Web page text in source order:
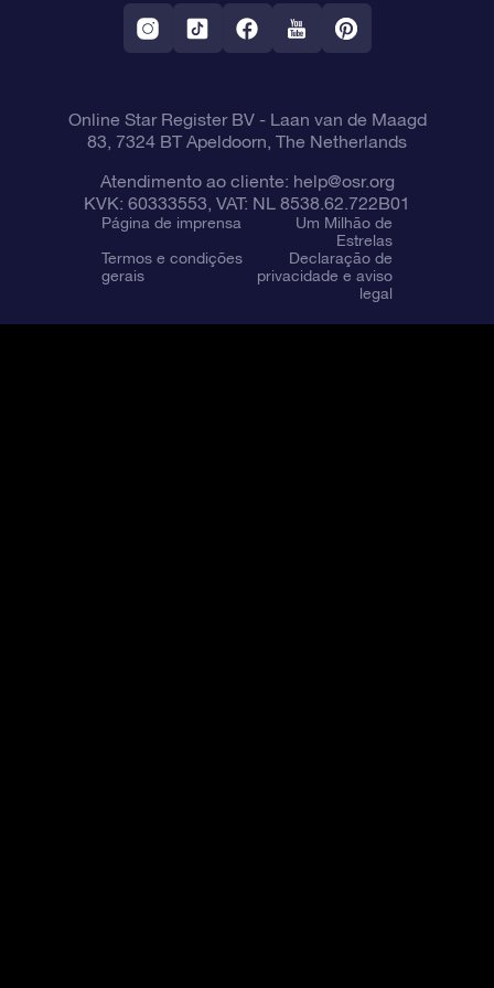
Aplicativo RV Fly me to the stars
Constelações
Online Star Register BV- Laan van de Maagd
83, 7324 BT Apeldoorn, The Netherlands
Atendimento ao cliente: help@osr.org
KVK: 60333553, VAT: NL 8538.62.722B01
Página de imprensa
Um Milhão de
Estrelas
Termos e condições
gerais
Declaração de
privacidade e aviso
legal